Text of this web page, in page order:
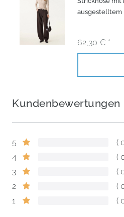
ausgestelltem
62,30 € *
Kundenbewertungen
5
4
3
2
1